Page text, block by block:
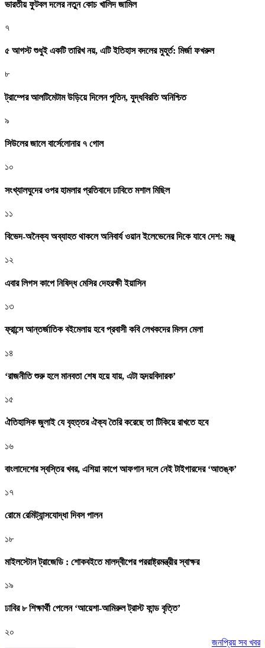
ভারতীয় ফুটবল দলের নতুন কোচ খালিদ জামিল
৭
৫ আগস্ট শুধুই একটি তারিখ নয়, এটি ইতিহাস বদলের মুহূর্ত: মির্জা ফখরুল
৮
ট্রাম্পের আলটিমেটাম উড়িয়ে দিলেন পুতিন, যুদ্ধবিরতি অনিশ্চিত
৯
সিউলের জালে বার্সেলোনার ৭ গোল
১০
সংখ্যালঘুদের ওপর হামলার প্রতিবাদে ঢাবিতে মশাল মিছিল
১১
বিভেদ-অনৈক্য অব্যাহত থাকলে অনিবার্য ওয়ান ইলেভেনের দিকে যাবে দেশ: মঞ্জু
১২
এবার লিগস কাপে নিষিদ্ধ মেসির দেহরক্ষী ইয়াসিন
১৩
ফ্রান্সে আন্তর্জাতিক বইমেলায় হবে প্রবাসী কবি লেখকদের মিলন মেলা
১৪
‘রাজনীতি শুরু হলে মানবতা শেষ হয়ে যায়, এটা হৃদয়বিদারক’
১৫
ঐতিহাসিক জুলাই যে বৃহত্তর ঐক্য তৈরি করেছে তা টিকিয়ে রাখতে হবে
১৬
বাংলাদেশের স্বস্তির খবর, এশিয়া কাপে আফগান দলে নেই টাইগারদের ‘আতঙ্ক’
১৭
রোমে রেমিট্যান্সযোদ্ধা দিবস পালন
১৮
মাইলস্টোন ট্রাজেডি : শোকবইতে মালদ্বীপের পররাষ্ট্রমন্ত্রীর স্বাক্ষর
১৯
ঢাবির ৮ শিক্ষার্থী পেলেন ‘আয়েশা-আমিরুল ট্রাস্ট ফান্ড বৃত্তি’
২০
জনপ্রিয় সব খবর